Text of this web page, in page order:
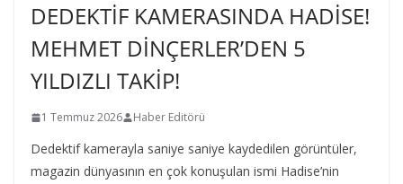
DEDEKTİF KAMERASINDA HADİSE!
MEHMET DİNÇERLER’DEN 5
YILDIZLI TAKİP!
1 Temmuz 2026 Haber Editörü
Dedektif kamerayla saniye saniye kaydedilen görüntüler,
magazin dünyasının en çok konuşulan ismi Hadise’nin